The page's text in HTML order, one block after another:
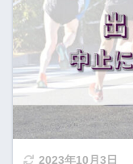
2023年10月3日